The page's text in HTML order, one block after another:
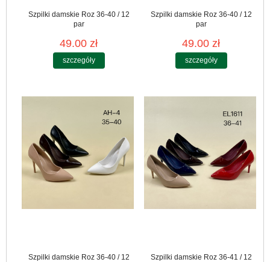
Szpilki damskie Roz 36-40 / 12
par
49.00 zł
szczegóły
Szpilki damskie Roz 36-40 / 12
par
49.00 zł
szczegóły
Szpilki damskie Roz 36-40 / 12 Szpilki damskie Roz 36-41 / 12